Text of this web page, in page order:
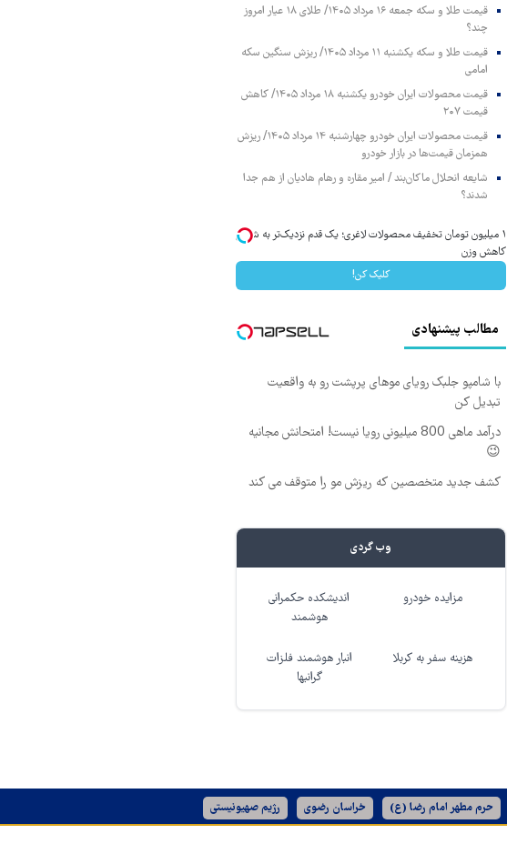
قیمت طلا و سکه جمعه ۱۶ مرداد ۱۴۰۵/ طلای ۱۸ عیار امروز
چند؟
قیمت طلا و سکه یکشنبه ۱۱ مرداد ۱۴۰۵/ ریزش سنگین سکه
امامی
قیمت محصولات ایران خودرو یکشنبه ۱۸ مرداد ۱۴۰۵/ کاهش
قیمت ۲۰۷
قیمت محصولات ایران خودرو چهارشنبه ۱۴ مرداد ۱۴۰۵/ ریزش
همزمان قیمت‌ها در بازار خودرو
شایعه انحلال ماکان‌بند / امیر مقاره و رهام هادیان از هم جدا
شدند؟
۱ میلیون تومان تخفیف محصولات لاغری؛ یک قدم نزدیک‌تر به شروع
کاهش وزن
کلیک کن!
مطالب پیشنهادی
با شامپو جلبک رویای موهای پرپشت رو به واقعیت
تبدیل کن
درآمد ماهی 800 میلیونی رویا نیست! امتحانش مجانیه
😉
کشف جدید متخصصین که ریزش مو را متوقف می کند
وب گردی
مزایده خودرو
اندیشکده حکمرانی
هوشمند
هزینه سفر به کربلا
انبار هوشمند فلزات
گرانبها
حرم مطهر امام رضا (ع) خراسان رضوی رژیم صهیونیستی